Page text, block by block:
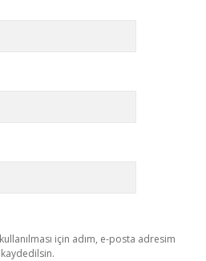
için adım, e-posta adresim